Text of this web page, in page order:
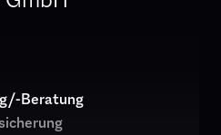
Beratung